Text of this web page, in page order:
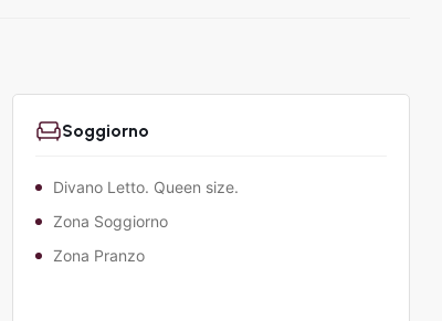
Soggiorno
Divano Letto. Queen size.
Zona Soggiorno
Zona Pranzo